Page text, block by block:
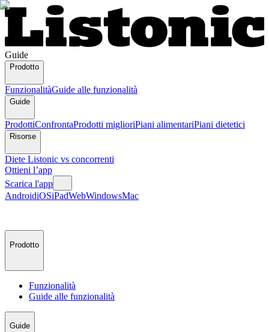
Guide
Prodotto
FunzionalitàGuide alle funzionalità
Guide
ProdottiConfrontaProdotti miglioriPiani alimentariPiani dietetici
Risorse
Diete Listonic vs concorrenti
Ottieni l’app
Scarica l'app
AndroidiOSiPadWebWindowsMac
Prodotto
Funzionalità
Guide alle funzionalità
Guide